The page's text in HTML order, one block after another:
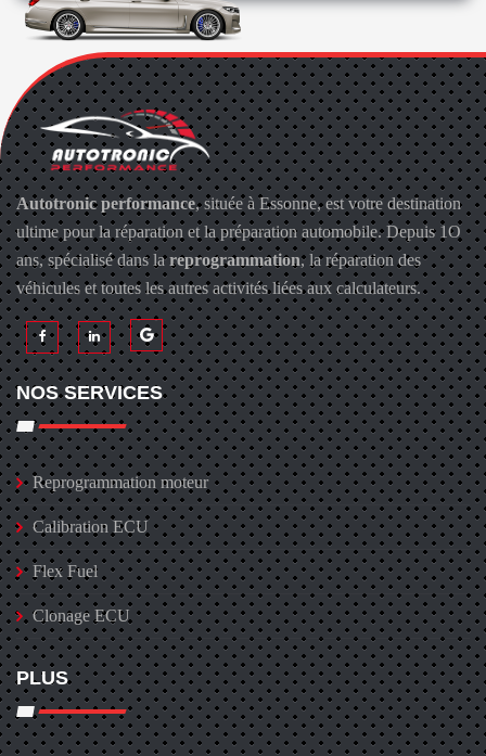
Autotronic performance, située à Essonne, est votre destination
ultime pour la réparation et la préparation automobile. Depuis 1O
ans, spécialisé dans lareprogrammation, la réparation des
véhicules et toutes les autres activités liées aux calculateurs.
NOS SERVICES
Reprogrammation moteur
Calibration ECU
Flex Fuel
Clonage ECU
PLUS